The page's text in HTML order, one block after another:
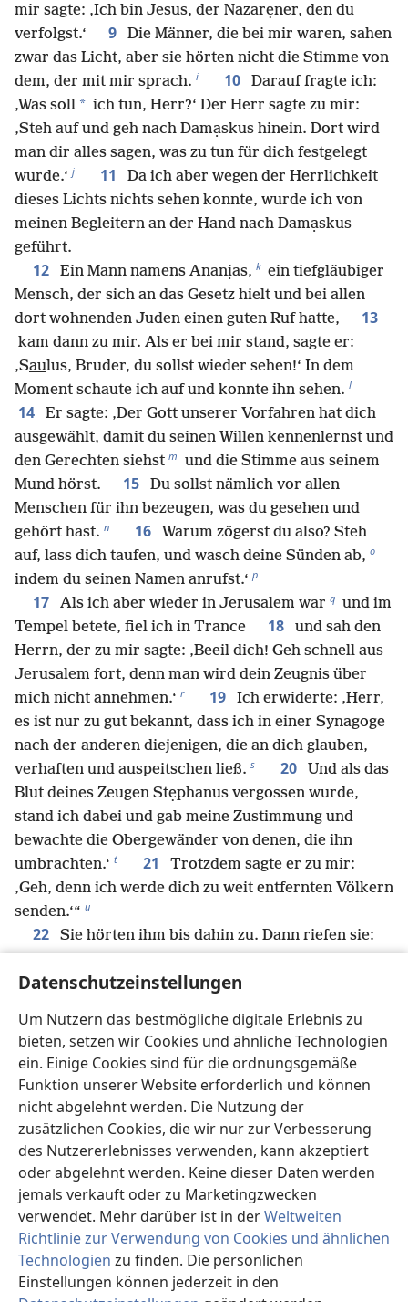
Datenschutzeinstellungen
Um Nutzern das bestmögliche digitale Erlebnis zu
bieten, setzen wir Cookies und ähnliche Technologien
ein. Einige Cookies sind für die ordnungsgemäße
Funktion unserer Website erforderlich und können
nicht abgelehnt werden. Die Nutzung der
zusätzlichen Cookies, die wir nur zur Verbesserung
des Nutzererlebnisses verwenden, kann akzeptiert
oder abgelehnt werden. Keine dieser Daten werden
jemals verkauft oder zu Marketingzwecken
verwendet. Mehr darüber ist in derWeltweiten
Richtlinie zur Verwendung von Cookies und ähnlichen
Technologien zu finden. Die persönlichen
Einstellungen können jederzeit in den
mir sagte: ‚Ich bin Jesus, der Nazarẹner, den du
verfolgst.‘
9
Die Männer, die bei mir waren, sahen
zwar das Licht, aber sie hörten nicht die Stimme von
dem, der mit mir sprach. i 10
Darauf fragte ich:
‚Was soll * ich tun, Herr?‘ Der Herr sagte zu mir:
‚Steh auf und geh nach Damạskus hinein. Dort wird
man dir alles sagen, was zu tun für dich festgelegt
wurde.‘ j 11
Da ich aber wegen der Herrlichkeit
dieses Lichts nichts sehen konnte, wurde ich von
meinen Begleitern an der Hand nach Damạskus
geführt.
12 Ein Mann namens Ananịas, k ein tiefgläubiger
Mensch, der sich an das Gesetz hielt und bei allen
dort wohnenden Juden einen guten Ruf hatte,
13
kam dann zu mir. Als er bei mir stand, sagte er:
‚Saulus, Bruder, du sollst wieder sehen!‘ In dem
Moment schaute ich auf und konnte ihn sehen. l
14
Er sagte: ‚Der Gott unserer Vorfahren hat dich
ausgewählt, damit du seinen Willen kennenlernst und
den Gerechten siehst m und die Stimme aus seinem
Mund hörst.
15
Du sollst nämlich vor allen
Menschen für ihn bezeugen, was du gesehen und
gehört hast. n 16
Warum zögerst du also? Steh
auf, lass dich taufen, und wasch deine Sünden ab, o
indem du seinen Namen anrufst.‘ p
17 Als ich aber wieder in Jerusalem war q und im
Tempel betete, fiel ich in Trance
18
und sah den
Herrn, der zu mir sagte: ‚Beeil dich! Geh schnell aus
Jerusalem fort, denn man wird dein Zeugnis über
mich nicht annehmen.‘ r 19
Ich erwiderte: ‚Herr,
es ist nur zu gut bekannt, dass ich in einer Synagoge
nach der anderen diejenigen, die an dich glauben,
verhaften und auspeitschen ließ. s 20
Und als das
Blut deines Zeugen Stẹphanus vergossen wurde,
stand ich dabei und gab meine Zustimmung und
bewachte die Obergewänder von denen, die ihn
umbrachten.‘ t 21
Trotzdem sagte er zu mir:
‚Geh, denn ich werde dich zu weit entfernten Völkern
senden.‘“ u
22
Sie hörten ihm bis dahin zu. Dann riefen sie:
„Weg mit ihm von der Erde! So einer darf nicht
leben!“ 23 Weil sie schrien und ihre
schleuderten, v 24 befahl der
Militärbefehlshaber, Paulus in die Kaserne zu führen
und ihn unter Peitschenhieben *zu verhören. So
wollte er herausbekommen, warum wegen Paulus so
ein Geschrei gemacht wurde.
25 Als sie Paulus
jedoch zum Auspeitschen ausgestreckt hatten, sagte
er zu dem Offizier, der dort stand: „Dürft ihr einen
Römer ohne Verurteilung * auspeitschen *
26 Als der Offizier das hörte, ging er zum
Militärbefehlshaber, erstattete Bericht und fragte:
„Was willst du jetzt tun? Dieser Mensch ist ein
Römer.“ 27 Da trat der Militärbefehlshaber zu